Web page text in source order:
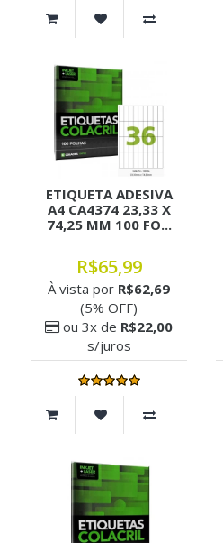
ETIQUETA ADESIVA
A4 CA4374 23,33 X
74,25 MM 100 FO...
R$65,99
À vista por R$62,69
(5% OFF)
ou 3x de R$22,00
s/juros